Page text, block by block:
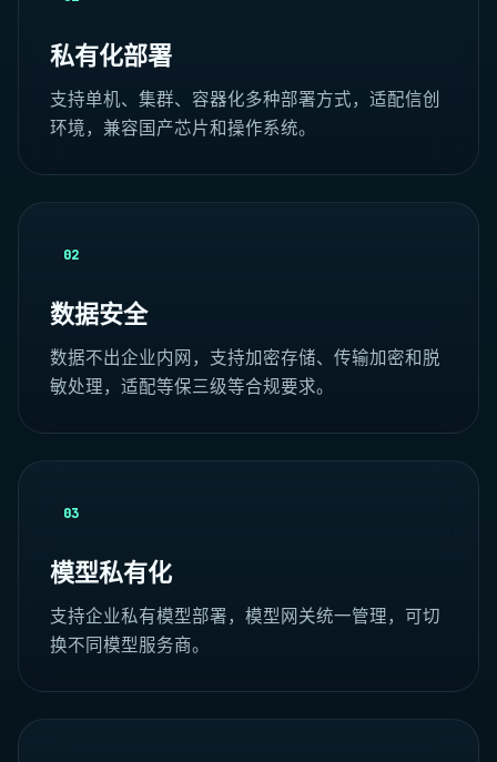
私有化部署
支持单机、集群、容器化多种部署方式，适配信创
环境，兼容国产芯片和操作系统。
02
数据安全
数据不出企业内网，支持加密存储、传输加密和脱
敏处理，适配等保三级等合规要求。
03
模型私有化
支持企业私有模型部署，模型网关统一管理，可切
换不同模型服务商。